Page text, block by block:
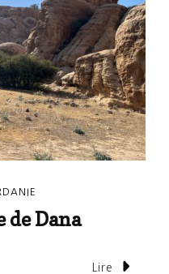
de Dana
Lire